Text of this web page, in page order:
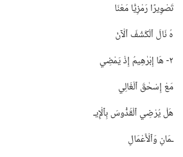
تَصْوِيرًا رَمْزِيًّا مَعْنَا
هُ نَالَ ٱلْكَشْفَ ٱلْآنْ
٢-‏ هَا إِبْرٰهِيمُ إِذْ يَمْضِي
مَعْ إِسْحٰقَ ٱلْغَالِي
هَلْ يُرْضِي ٱلْقُدُّوسَ بِٱلْإِيـ‍
ـمَانِ وَٱلْأَعْمَالِ